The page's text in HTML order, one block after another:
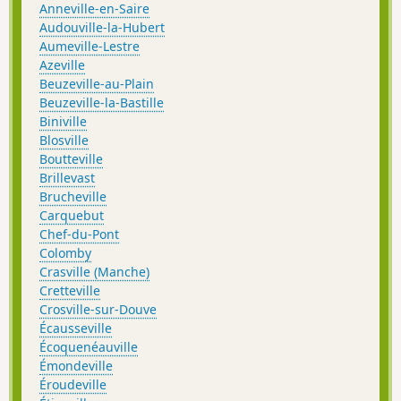
Anneville-en-Saire
Audouville-la-Hubert
Aumeville-Lestre
Azeville
Beuzeville-au-Plain
Beuzeville-la-Bastille
Biniville
Blosville
Boutteville
Brillevast
Brucheville
Carquebut
Chef-du-Pont
Colomby
Crasville (Manche)
Cretteville
Crosville-sur-Douve
Écausseville
Écoquenéauville
Émondeville
Éroudeville